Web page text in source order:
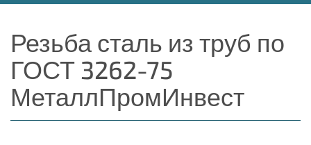
Резьба сталь из труб по
ГОСТ 3262-75
МеталлПромИнвест